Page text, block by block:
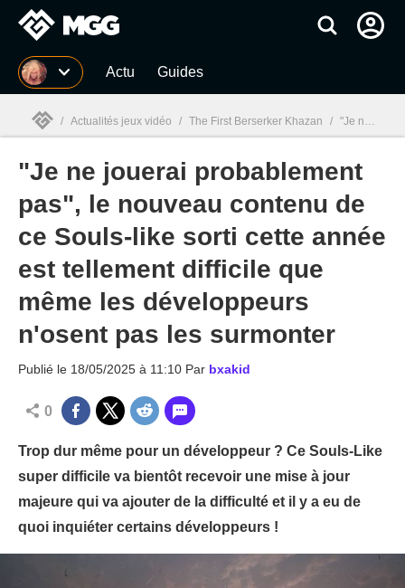
MGG Actu Guides
MGG
/ Actualités jeux vidéo / The First Berserker Khazan / "Je ne jouerai probablement pas", le nouveau contenu de ce Souls-like sorti cette année est tellement difficile que même les développeurs n'osent pas les surmonter
"Je ne jouerai probablement
pas", le nouveau contenu de
ce Souls-like sorti cette année
est tellement difficile que
même les développeurs
n'osent pas les surmonter
Publié le 18/05/2025 à 11:10 Par bxakid
0
Trop dur même pour un développeur ? Ce Souls-Like
super difficile va bientôt recevoir une mise à jour
majeure qui va ajouter de la difficulté et il y a eu de
quoi inquiéter certains développeurs !